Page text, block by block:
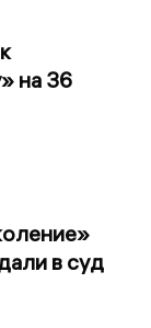
на 36
в суд